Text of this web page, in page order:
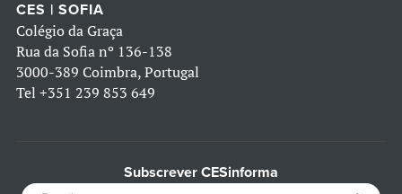
CES | SOFIA
Colégio da Graça
Rua da Sofia nº 136-138
3000-389 Coimbra, Portugal
Tel +351 239 853 649
Subscrever CESinforma